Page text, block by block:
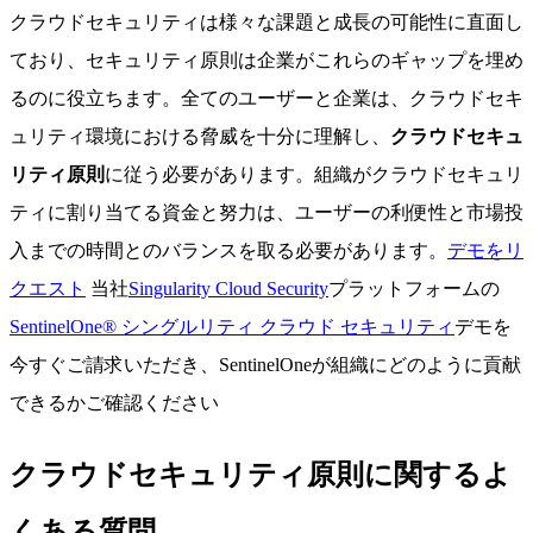
クラウドセキュリティは様々な課題と成長の可能性に直面し
ており、セキュリティ原則は企業がこれらのギャップを埋め
るのに役立ちます。全てのユーザーと企業は、クラウドセキ
ュリティ環境における脅威を十分に理解し、 クラウドセキュ
リティ原則 に従う必要があります。組織がクラウドセキュリ
ティに割り当てる資金と努力は、ユーザーの利便性と市場投
入までの時間とのバランスを取る必要があります。 デモをリ
クエスト 当社Singularity Cloud Securityプラットフォームの
SentinelOne® シングルリティ クラウド セキュリティ デモを
今すぐご請求いただき、SentinelOneが組織にどのように貢献
できるかご確認ください
クラウドセキュリティ原則に関するよ